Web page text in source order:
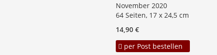
November 2020
64 Seiten, 17 x 24,5 cm
14,90 €
per Post bestellen